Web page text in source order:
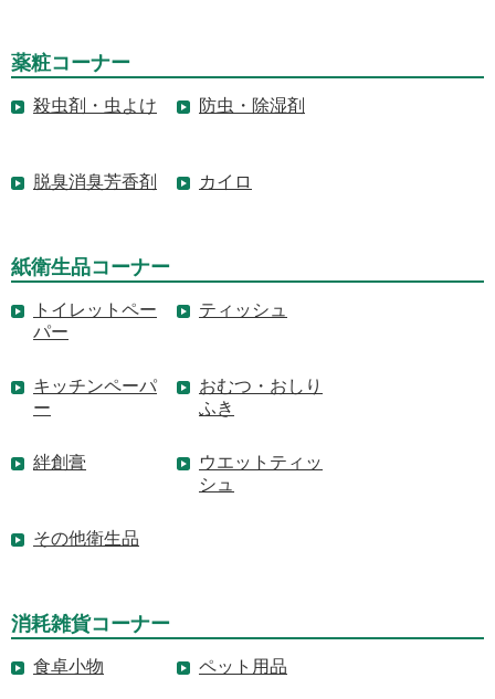
薬粧コーナー
殺虫剤・虫よけ 防虫・除湿剤
脱臭消臭芳香剤 カイロ
紙衛生品コーナー
トイレットペー
パー
ティッシュ
キッチンペーパ
ー
おむつ・おしり
ふき
絆創膏
ウエットティッ
シュ
その他衛生品
消耗雑貨コーナー
食卓小物 ペット用品